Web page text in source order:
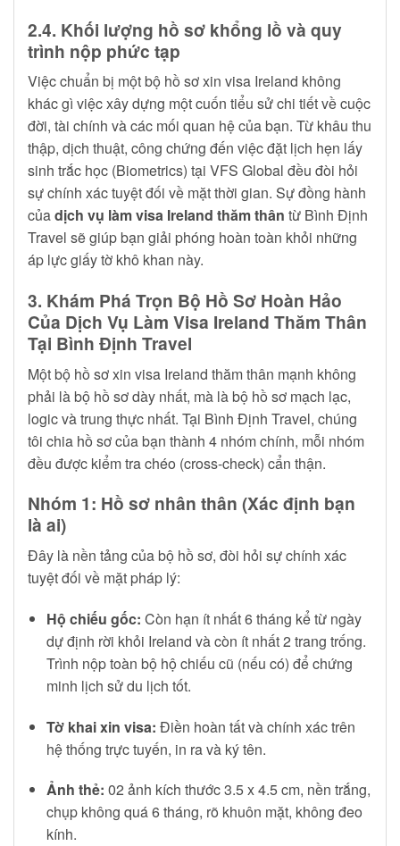
2.4. Khối lượng hồ sơ khổng lồ và quy
trình nộp phức tạp
Việc chuẩn bị một bộ hồ sơ xin visa Ireland không
khác gì việc xây dựng một cuốn tiểu sử chi tiết về cuộc
đời, tài chính và các mối quan hệ của bạn. Từ khâu thu
thập, dịch thuật, công chứng đến việc đặt lịch hẹn lấy
sinh trắc học (Biometrics) tại VFS Global đều đòi hỏi
sự chính xác tuyệt đối về mặt thời gian. Sự đồng hành
củadịch vụ làm visa Ireland thăm thân từ Bình Định
Travel sẽ giúp bạn giải phóng hoàn toàn khỏi những
áp lực giấy tờ khô khan này.
3. Khám Phá Trọn Bộ Hồ Sơ Hoàn Hảo
Của Dịch Vụ Làm Visa Ireland Thăm Thân
Tại Bình Định Travel
Một bộ hồ sơ xin visa Ireland thăm thân mạnh không
phải là bộ hồ sơ dày nhất, mà là bộ hồ sơ mạch lạc,
logic và trung thực nhất. Tại Bình Định Travel, chúng
tôi chia hồ sơ của bạn thành 4 nhóm chính, mỗi nhóm
đều được kiểm tra chéo (cross-check) cẩn thận.
Nhóm 1: Hồ sơ nhân thân (Xác định bạn
là ai)
Đây là nền tảng của bộ hồ sơ, đòi hỏi sự chính xác
tuyệt đối về mặt pháp lý:
Hộ chiếu gốc: Còn hạn ít nhất 6 tháng kể từ ngày
dự định rời khỏi Ireland và còn ít nhất 2 trang trống.
Trình nộp toàn bộ hộ chiếu cũ (nếu có) để chứng
minh lịch sử du lịch tốt.
Tờ khai xin visa: Điền hoàn tất và chính xác trên
hệ thống trực tuyến, in ra và ký tên.
Ảnh thẻ: 02 ảnh kích thước 3.5 x 4.5 cm, nền trắng,
chụp không quá 6 tháng, rõ khuôn mặt, không đeo
kính.